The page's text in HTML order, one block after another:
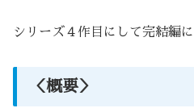
シリーズ４作目にして完結編に
＜概要＞